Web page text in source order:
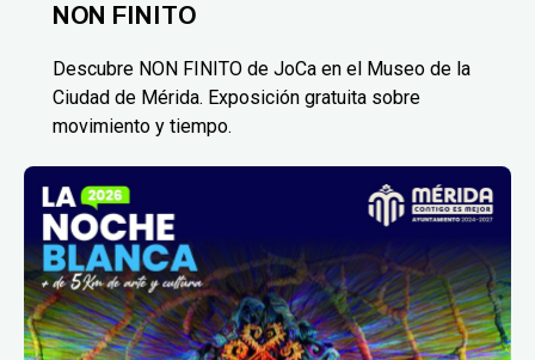
NON FINITO
Descubre NON FINITO de JoCa en el Museo de la
Ciudad de Mérida. Exposición gratuita sobre
movimiento y tiempo.